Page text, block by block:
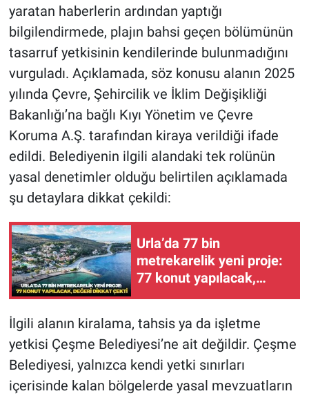
yaratan haberlerin ardından yaptığı
bilgilendirmede, plajın bahsi geçen bölümünün
tasarruf yetkisinin kendilerinde bulunmadığını
vurguladı. Açıklamada, söz konusu alanın 2025
yılında Çevre, Şehircilik ve İklim Değişikliği
Bakanlığı’na bağlı Kıyı Yönetim ve Çevre
Koruma A.Ş. tarafından kiraya verildiği ifade
edildi. Belediyenin ilgili alandaki tek rolünün
yasal denetimler olduğu belirtilen açıklamada
şu detaylara dikkat çekildi:
Urla’da 77 bin
metrekarelik yeni proje:
77 konut yapılacak,
değeri dikkat çekti
İlgili alanın kiralama, tahsis ya da işletme
yetkisi Çeşme Belediyesi’ne ait değildir. Çeşme
Belediyesi, yalnızca kendi yetki sınırları
içerisinde kalan bölgelerde yasal mevzuatların